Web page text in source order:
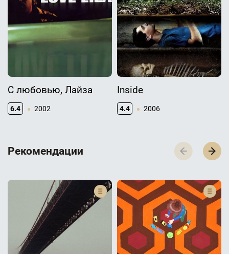
С любовью, Лайза
6.4 2002
Inside
4.4 2006
Р­­­е­­­к­­­о­­­м­­­е­­­н­­­д­­­а­­­ц­­­и­­­и